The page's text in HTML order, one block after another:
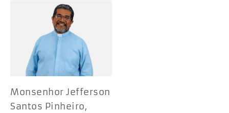
Monsenhor Jefferson
Santos Pinheiro,